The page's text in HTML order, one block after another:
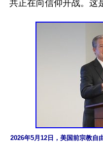
共正在向信仰开战。这
2026年5月12日，美国前宗教自